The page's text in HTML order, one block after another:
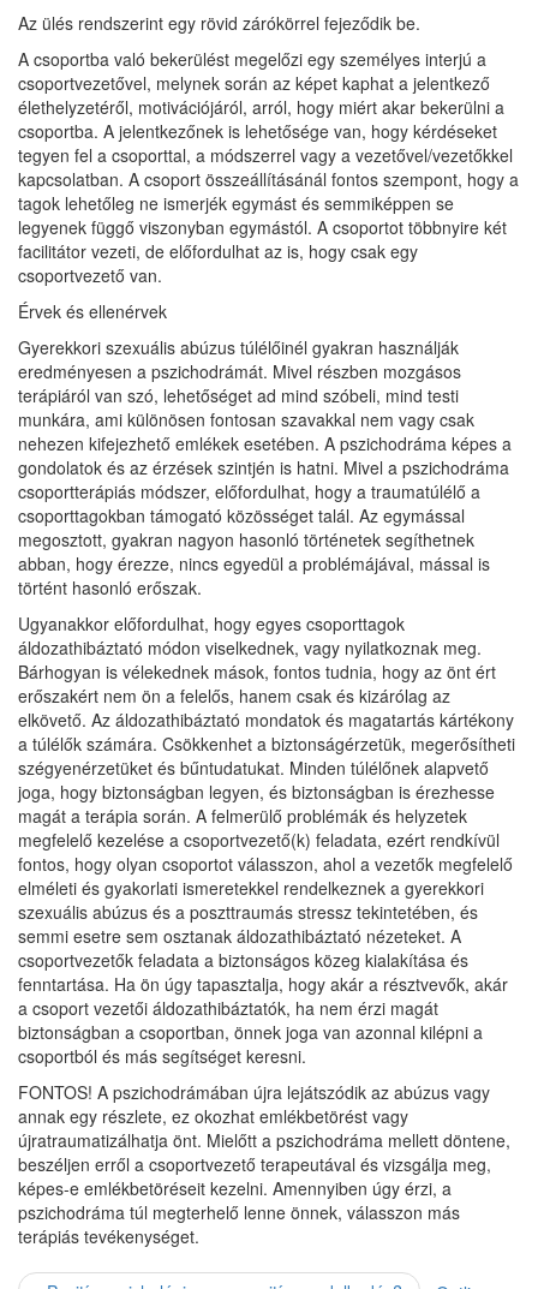
Az ülés rendszerint egy rövid zárókörrel fejeződik be.
A csoportba való bekerülést megelőzi egy személyes interjú a
csoportvezetővel, melynek során az képet kaphat a jelentkező
élethelyzetéről, motivációjáról, arról, hogy miért akar bekerülni a
csoportba. A jelentkezőnek is lehetősége van, hogy kérdéseket
tegyen fel a csoporttal, a módszerrel vagy a vezetővel/vezetőkkel
kapcsolatban. A csoport összeállításánál fontos szempont, hogy a
tagok lehetőleg ne ismerjék egymást és semmiképpen se
legyenek függő viszonyban egymástól. A csoportot többnyire két
facilitátor vezeti, de előfordulhat az is, hogy csak egy
csoportvezető van.
Érvek és ellenérvek
Gyerekkori szexuális abúzus túlélőinél gyakran használják
eredményesen a pszichodrámát. Mivel részben mozgásos
terápiáról van szó, lehetőséget ad mind szóbeli, mind testi
munkára, ami különösen fontosan szavakkal nem vagy csak
nehezen kifejezhető emlékek esetében. A pszichodráma képes a
gondolatok és az érzések szintjén is hatni. Mivel a pszichodráma
csoportterápiás módszer, előfordulhat, hogy a traumatúlélő a
csoporttagokban támogató közösséget talál. Az egymással
megosztott, gyakran nagyon hasonló történetek segíthetnek
abban, hogy érezze, nincs egyedül a problémájával, mással is
történt hasonló erőszak.
Ugyanakkor előfordulhat, hogy egyes csoporttagok
áldozathibáztató módon viselkednek, vagy nyilatkoznak meg.
Bárhogyan is vélekednek mások, fontos tudnia, hogy az önt ért
erőszakért nem ön a felelős, hanem csak és kizárólag az
elkövető. Az áldozathibáztató mondatok és magatartás kártékony
a túlélők számára. Csökkenhet a biztonságérzetük, megerősítheti
szégyenérzetüket és bűntudatukat. Minden túlélőnek alapvető
joga, hogy biztonságban legyen, és biztonságban is érezhesse
magát a terápia során. A felmerülő problémák és helyzetek
megfelelő kezelése a csoportvezető(k) feladata, ezért rendkívül
fontos, hogy olyan csoportot válasszon, ahol a vezetők megfelelő
elméleti és gyakorlati ismeretekkel rendelkeznek a gyerekkori
szexuális abúzus és a poszttraumás stressz tekintetében, és
semmi esetre sem osztanak áldozathibáztató nézeteket. A
csoportvezetők feladata a biztonságos közeg kialakítása és
fenntartása. Ha ön úgy tapasztalja, hogy akár a résztvevők, akár
a csoport vezetői áldozathibáztatók, ha nem érzi magát
biztonságban a csoportban, önnek joga van azonnal kilépni a
csoportból és más segítséget keresni.
FONTOS! A pszichodrámában újra lejátszódik az abúzus vagy
annak egy részlete, ez okozhat emlékbetörést vagy
újratraumatizálhatja önt. Mielőtt a pszichodráma mellett döntene,
beszéljen erről a csoportvezető terapeutával és vizsgálja meg,
képes-e emlékbetöréseit kezelni. Amennyiben úgy érzi, a
pszichodráma túl megterhelő lenne önnek, válasszon más
terápiás tevékenységet.